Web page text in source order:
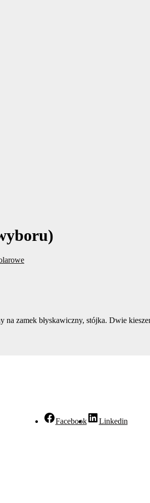
na zamek błyskawiczny, stójka. Dwie
Facebook Linkedin